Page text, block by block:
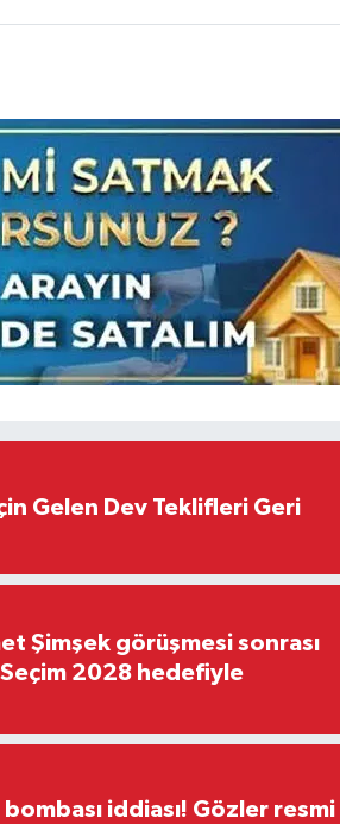
Gelen Dev Teklifleri Geri
Şimşek görüşmesi sonrası
2028 hedefiyle
iddiası! Gözler resmi